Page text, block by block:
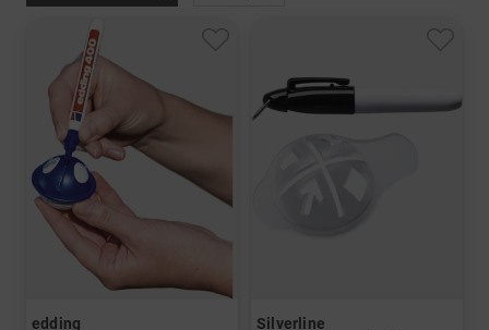
edding
Silverline